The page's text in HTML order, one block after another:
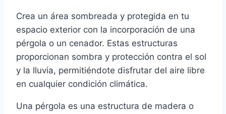
Crea un área sombreada y protegida en tu
espacio exterior con la incorporación de una
pérgola o un cenador. Estas estructuras
proporcionan sombra y protección contra el sol
y la lluvia, permitiéndote disfrutar del aire libre
en cualquier condición climática.
Una pérgola es una estructura de madera o